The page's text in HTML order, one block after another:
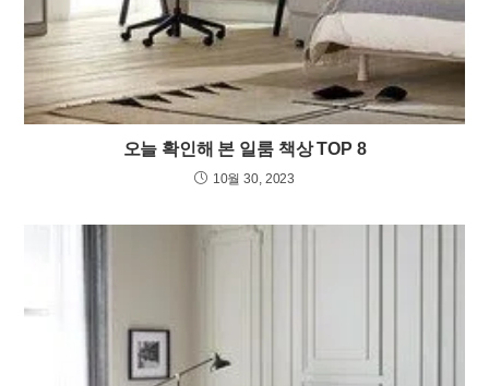
오늘 확인해 본 일룸 책상 TOP 8
10월 30, 2023